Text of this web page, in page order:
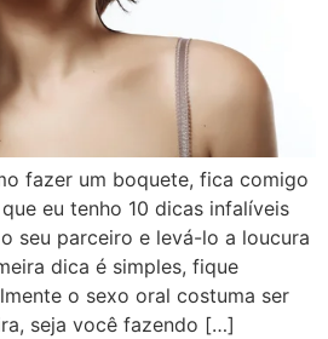
fazer um boquete, fica comigo
eu tenho 10 dicas infalíveis
seu parceiro e levá-lo a loucura
dica é simples, fique
o sexo oral costuma ser
seja você fazendo […]